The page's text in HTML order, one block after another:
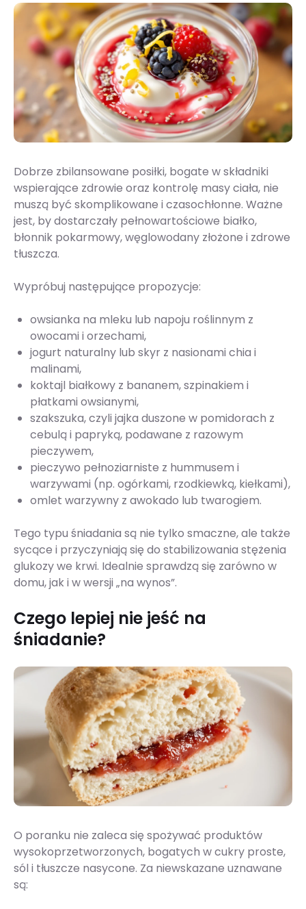
Dobrze zbilansowane posiłki, bogate w składniki
wspierające zdrowie oraz kontrolę masy ciała, nie
muszą być skomplikowane i czasochłonne. Ważne
jest, by dostarczały pełnowartościowe białko,
błonnik pokarmowy, węglowodany złożone i zdrowe
tłuszcza.
Wypróbuj następujące propozycje:
owsianka na mleku lub napoju roślinnym z
owocami i orzechami,
jogurt naturalny lub skyr z nasionami chia i
malinami,
koktajl białkowy z bananem, szpinakiem i
płatkami owsianymi,
szakszuka, czyli jajka duszone w pomidorach z
cebulą i papryką, podawane z razowym
pieczywem,
pieczywo pełnoziarniste z hummusem i
warzywami (np. ogórkami, rzodkiewką, kiełkami),
omlet warzywny z awokado lub twarogiem.
Tego typu śniadania są nie tylko smaczne, ale także
sycące i przyczyniają się do stabilizowania stężenia
glukozy we krwi. Idealnie sprawdzą się zarówno w
domu, jak i w wersji „na wynos”.
Czego lepiej nie jeść na
śniadanie?
O poranku nie zaleca się spożywać produktów
wysokoprzetworzonych, bogatych w cukry proste,
sól i tłuszcze nasycone. Za niewskazane uznawane
są: